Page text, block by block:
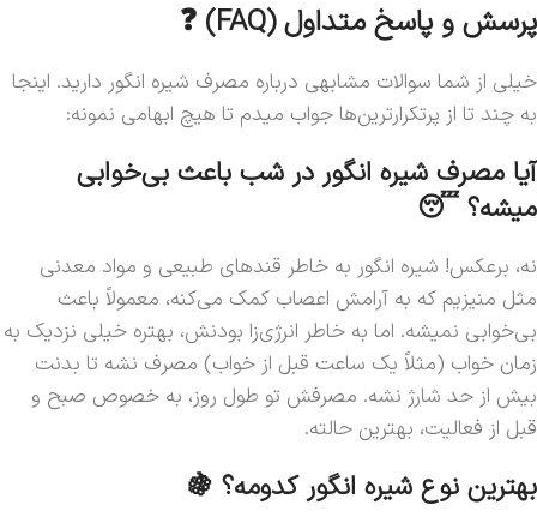
پرسش و پاسخ متداول (FAQ) ❓
خیلی از شما سوالات مشابهی درباره مصرف شیره انگور دارید. اینجا
به چند تا از پرتکرارترین‌ها جواب میدم تا هیچ ابهامی نمونه:
آیا مصرف شیره انگور در شب باعث بی‌خوابی
میشه؟ 😴
نه، برعکس! شیره انگور به خاطر قندهای طبیعی و مواد معدنی
مثل منیزیم که به آرامش اعصاب کمک می‌کنه، معمولاً باعث
بی‌خوابی نمیشه. اما به خاطر انرژی‌زا بودنش، بهتره خیلی نزدیک به
زمان خواب (مثلاً یک ساعت قبل از خواب) مصرف نشه تا بدنت
بیش از حد شارژ نشه. مصرفش تو طول روز، به خصوص صبح و
قبل از فعالیت، بهترین حالته.
بهترین نوع شیره انگور کدومه؟ 🍇